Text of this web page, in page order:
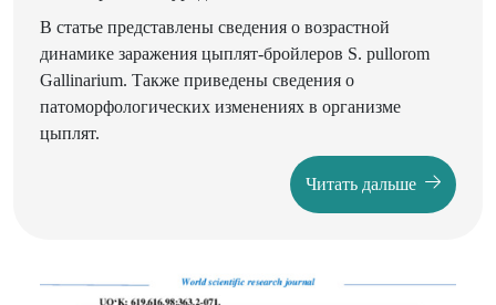
В статье представлены сведения о возрастной
динамике заражения цыплят-бройлеров S. pullorom
Gallinarium. Также приведены сведения о
патоморфологических изменениях в организме
цыплят.
Читать дальше